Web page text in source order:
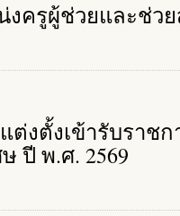
งครูผู้ช่วยและช่ว
งตั้งเข้ารับราชก
ปี พ.ศ. 2569